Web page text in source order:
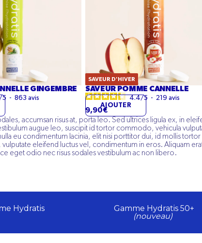
GINGEMBRE
/5 - 863 avis
SAVEUR D'HIVER
SAVEUR POMME CANNELLE
4.4/5 - 219 avis
9,90€
AJOUTER
accumsan risus at, porta leo. Sed ultrices ligula ex, in
augue leo, suscipit id tortor commodo, vehicula
eu condimentum lacinia, elit nisi porttitor dui, id mollis tortor
vulputate eleifend luctus vel, condimentum in eros. Aliquam
eget odio nec risus sodales vestibulum ac non libero.
Hydratis
Gamme Hydratis 50+
(nouveau)